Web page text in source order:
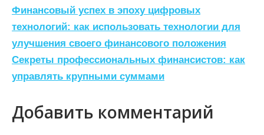
Н
а
в
и
г
а
ц
Финансовый успех в эпоху цифровых
технологий: как использовать технологии для
улучшения своего финансового положения
Секреты профессиональных финансистов: как
управлять крупными суммами
Добавить комментарий